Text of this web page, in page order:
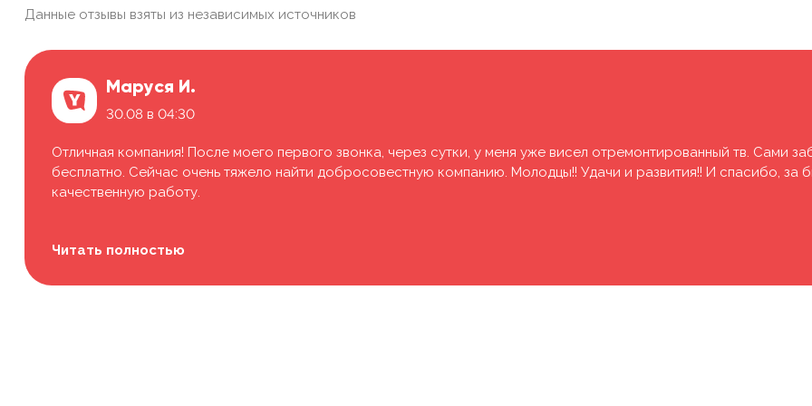
Данные отзывы взяты из независимых источников
Маруся И.
30.08 в 04:30
Отличная компания! После моего первого звонка, через сутки, у меня уже висел отремонтированный тв. Сами
бесплатно. Сейчас очень тяжело найти добросовестную компанию. Молодцы!! Удачи и развития!! И спасибо, за
качественную работу.
Читать полностью